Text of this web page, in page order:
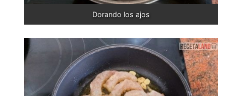
Dorando los ajos